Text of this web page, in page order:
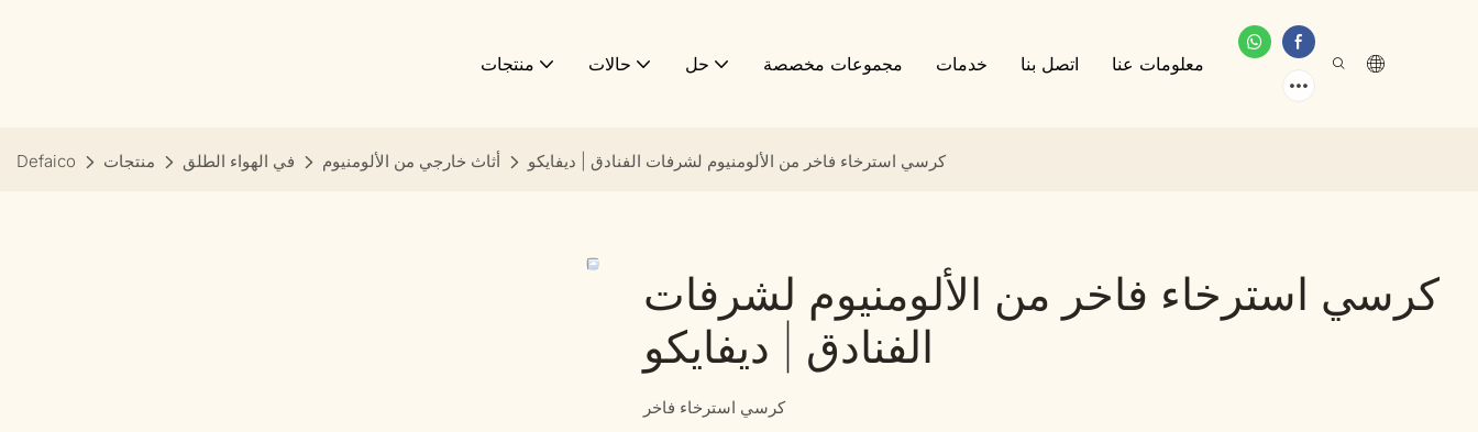
منتجات حالات حل مجموعات مخصصة خدمات اتصل بنا معلومات عنا
Defaico منتجات في الهواء الطلق أثاث خارجي من الألومنيوم كرسي استرخاء فاخر من الألومنيوم لشرفات الفنادق | ديفايكو
كرسي استرخاء فاخر من الألومنيوم لشرفات
الفنادق | ديفايكو
كرسي استرخاء فاخر